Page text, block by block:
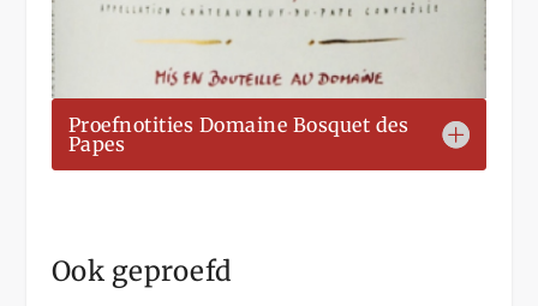
Proefnotities Domaine Bosquet des
Papes
Ook geproefd